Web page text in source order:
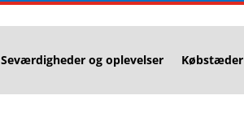
Seværdigheder og oplevelser Købstæder